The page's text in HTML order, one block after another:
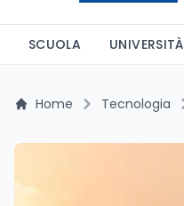
SCUOLA UNIVERSITÀ
Home Tecnologia